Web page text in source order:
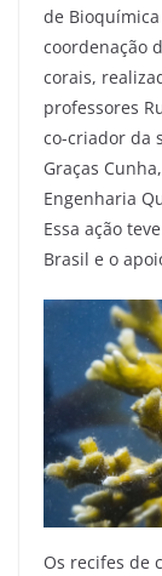
de Bioquímica
coordenação
corais,
professores
co-criador da
Graças
Engenharia
Essa ação
Brasil e o
Os recifes de